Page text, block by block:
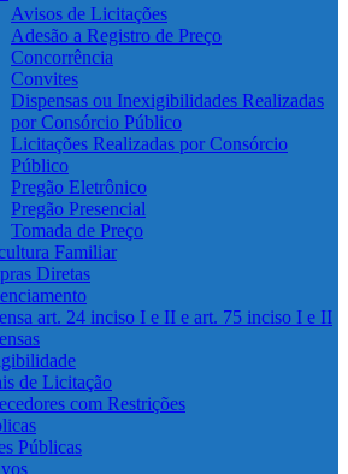
Avisos de Licitações
Adesão a Registro de Preço
Concorrência
Convites
Dispensas ou Inexigibilidades Realizadas
por Consórcio Público
Licitações Realizadas por Consórcio
Público
Pregão Eletrônico
Pregão Presencial
Tomada de Preço
Familiar
Diretas
art. 24 inciso I e II e art. 75 inciso I e II
de Licitação
com Restrições
Públicas